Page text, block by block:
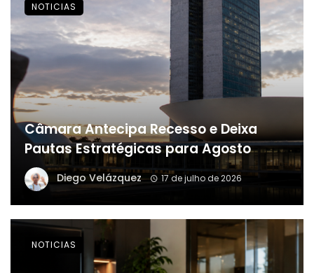
Câmara Antecipa Recesso e Deixa
Pautas Estratégicas para Agosto
Diego Velázquez 17 de julho de 2026
NOTICIAS
NOTICIAS